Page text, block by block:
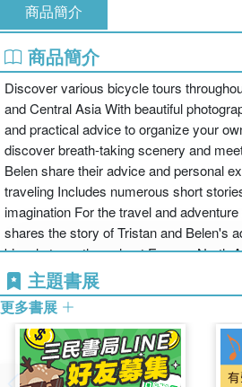
商品簡介
商品簡介
Discover various bicycle tours
and Central Asia With beautiful
and practical advice to organize your
discover breath-taking scenery and
Belen share their advice and personal
traveling Includes numerous short
imagination For the travel and
shares the story of Tristan and Belen's
bicycle tours throughout Europe, North
A book full of beautiful photographs and
advice, and the many things they
The book breathes adventure, but also
on how to plan your own bicycle tour,
recommended routes. The book also
most commonly asked questions and
主題書展
更多書展